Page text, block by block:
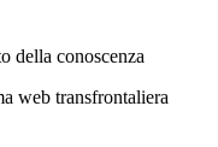
della conoscenza
web transfrontaliera